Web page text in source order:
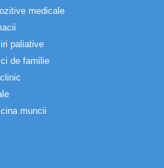
medicale
paliative
de familie
muncii